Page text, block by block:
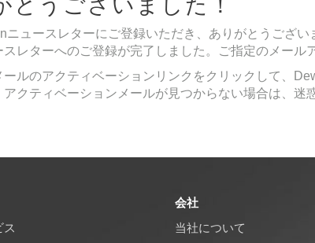
とうございました！
ニュースレターにご登録いただき、ありがとうござい
レターへのご登録が完了しました。ご指定のメール
ールのアクティベーションリンクをクリックして、
アクティベーションメールが見つからない場合は、迷
ス
会社
当社について